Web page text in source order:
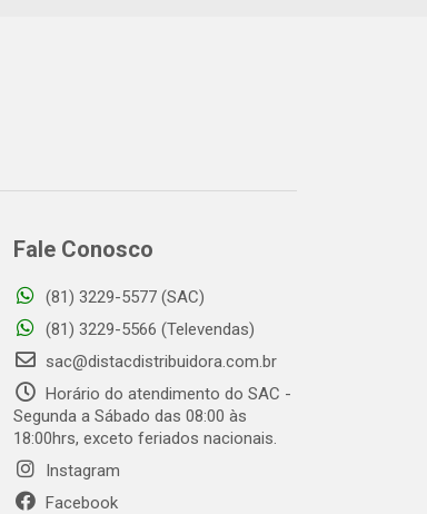
Fale Conosco
(81) 3229-5577 (SAC)
(81) 3229-5566 (Televendas)
sac@distacdistribuidora.com.br
Horário do atendimento do SAC -
Segunda a Sábado das 08:00 às
18:00hrs, exceto feriados nacionais.
Instagram
Facebook